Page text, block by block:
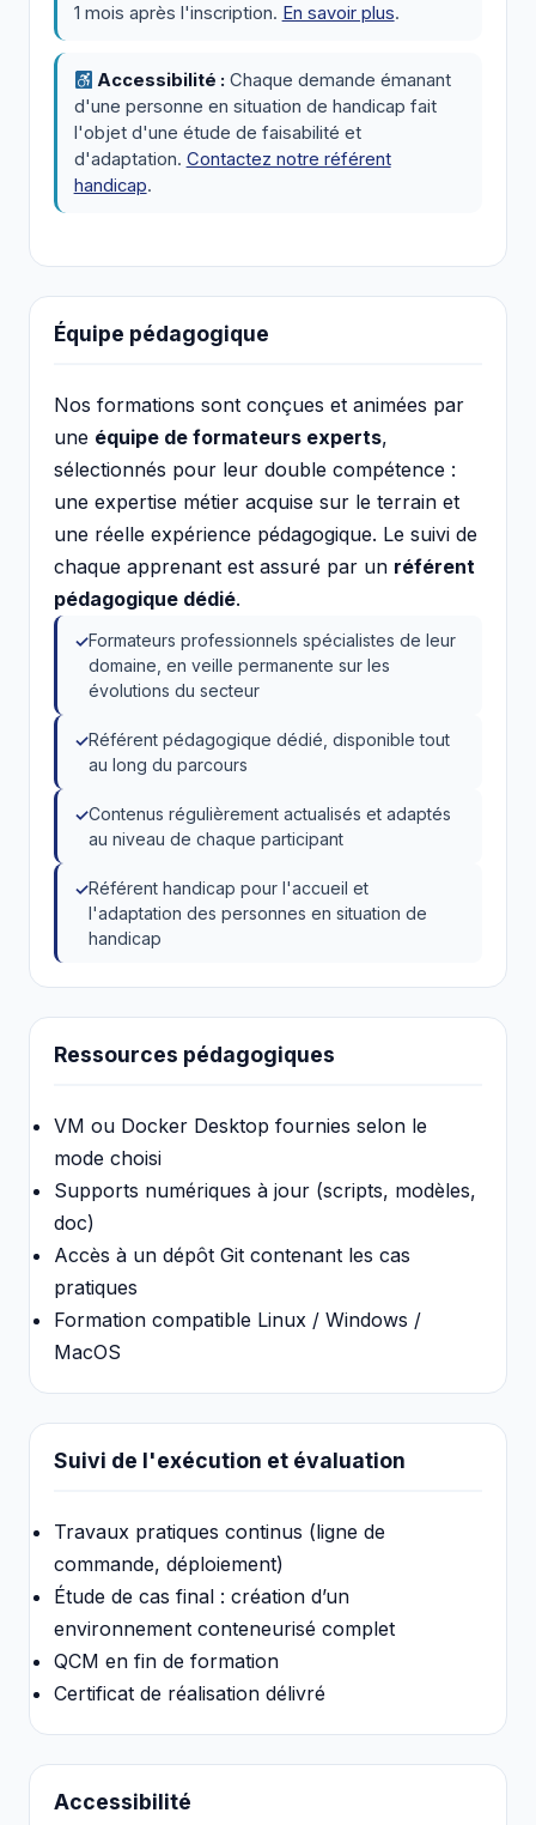
1 mois après l'inscription. En savoir plus.
Accessibilité : Chaque demande émanant
d'une personne en situation de handicap fait
l'objet d'une étude de faisabilité et
d'adaptation. Contactez notre référent
handicap.
Équipe pédagogique
Nos formations sont conçues et animées par
une équipe de formateurs experts,
sélectionnés pour leur double compétence :
une expertise métier acquise sur le terrain et
une réelle expérience pédagogique. Le suivi de
chaque apprenant est assuré par un référent
pédagogique dédié.
Formateurs professionnels spécialistes de leur
domaine, en veille permanente sur les
évolutions du secteur
Référent pédagogique dédié, disponible tout
au long du parcours
Contenus régulièrement actualisés et adaptés
au niveau de chaque participant
Référent handicap pour l'accueil et
l'adaptation des personnes en situation de
handicap
Ressources pédagogiques
VM ou Docker Desktop fournies selon le
mode choisi
Supports numériques à jour (scripts, modèles,
doc)
Accès à un dépôt Git contenant les cas
pratiques
Formation compatible Linux / Windows /
MacOS
Suivi de l'exécution et évaluation
Travaux pratiques continus (ligne de
commande, déploiement)
Étude de cas final : création d’un
environnement conteneurisé complet
QCM en fin de formation
Certificat de réalisation délivré
Accessibilité